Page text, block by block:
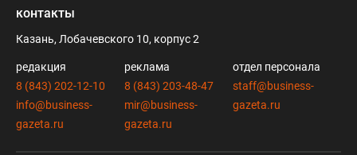
контакты
Казань, Лобачевского 10, корпус 2
редакция
8 (843) 202-12-10
info@business-
gazeta.ru
реклама
8 (843) 203-48-47
mir@business-
gazeta.ru
отдел персонала
staff@business-
gazeta.ru